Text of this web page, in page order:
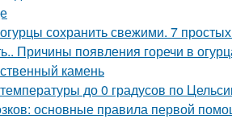
сохранить свежими. 7
Причины появления горечи в
камень
до 0 градусов по
основные правила первой